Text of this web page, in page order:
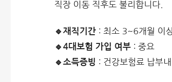
직장 이동 직후도 불리합니다.
🔹재직기간 : 최소 3~6개월 이
🔹4대보험 가입 여부 : 중요
🔹소득증빙 : 건강보험료 납부